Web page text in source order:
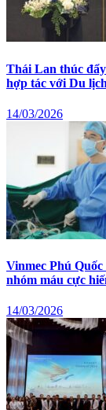
Thái Lan thúc
hợp tác với Du
14/03/2026
Vinmec Phú
nhóm máu cực
14/03/2026